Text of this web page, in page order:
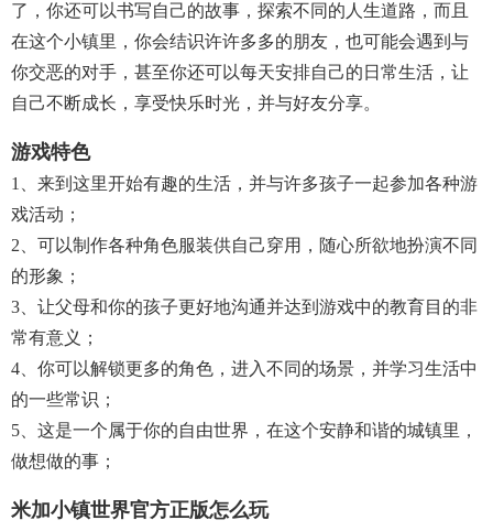
了，你还可以书写自己的故事，探索不同的人生道路，而且
在这个小镇里，你会结识许许多多的朋友，也可能会遇到与
你交恶的对手，甚至你还可以每天安排自己的日常生活，让
自己不断成长，享受快乐时光，并与好友分享。
游戏特色
1、来到这里开始有趣的生活，并与许多孩子一起参加各种游
戏活动；
2、可以制作各种角色服装供自己穿用，随心所欲地扮演不同
的形象；
3、让父母和你的孩子更好地沟通并达到游戏中的教育目的非
常有意义；
4、你可以解锁更多的角色，进入不同的场景，并学习生活中
的一些常识；
5、这是一个属于你的自由世界，在这个安静和谐的城镇里，
做想做的事；
米加小镇世界官方正版怎么玩